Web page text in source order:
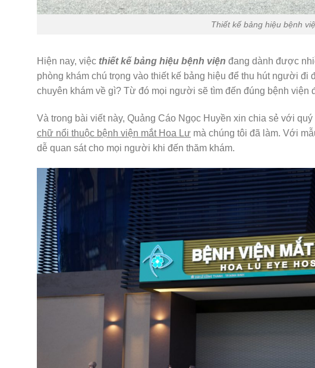
Thiết kế bảng hiệu bệnh
Hiện nay, việc thiết kế bảng hiệu bệnh viện đang dành được
phòng khám chú trọng vào thiết kế bảng hiệu để thu hút người
chuyên khám về gì? Từ đó mọi người sẽ tìm đến đúng bệnh viện
Và trong bài viết này, Quảng Cáo Ngọc Huyền xin chia sẻ với quý
chữ nổi thuộc bệnh viện mắt Hoa Lư mà chúng tôi đã làm. Với
dễ quan sát cho mọi người khi đến thăm khám.